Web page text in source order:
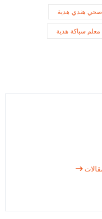
هندي هدية
معلم سباكة هدية